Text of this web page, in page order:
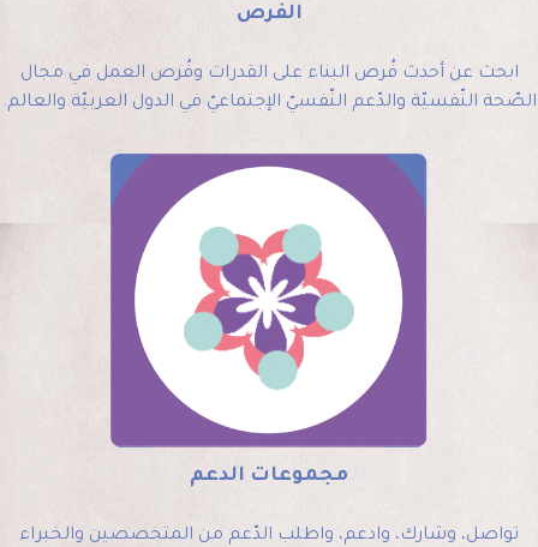
الفرص
ابحث عن أحدث فُرص البناء على القدرات وفُرص العمل في مجال
الصّحة النّفسيّة والدّعم النّفسيّ الإجتماعيّ في الدول العربيّة والعالم.
مجموعات الدعم
تواصل، وشارك، وادعم، واطلب الدّعم من المتخصصين والخبراء